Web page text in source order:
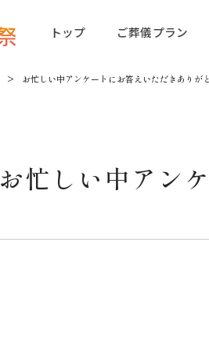
トップ ご葬儀プラン
> お忙しい中アンケートにお答えいただきありが
お忙しい中アン